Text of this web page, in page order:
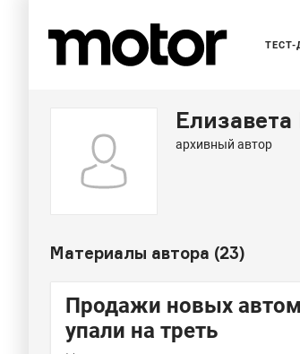
ТЕСТ-
архивный автор
Материалы автора (23)
Продажи новых
упали на треть